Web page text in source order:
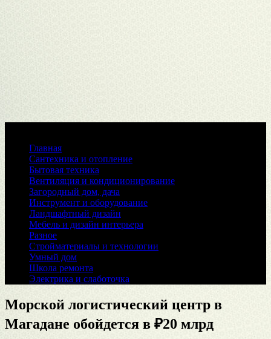
Главная
Сантехника и отопление
Бытовая техника
Вентиляция и кондиционирование
Загородный дом, дача
Инструмент и оборудование
Ландшафтный дизайн
Мебель и дизайн интерьера
Разное
Стройматериалы и технологии
Умный дом
Школа ремонта
Электрика и слаботочка
Морской логистический центр в
Магадане обойдется в ₽20 млрд